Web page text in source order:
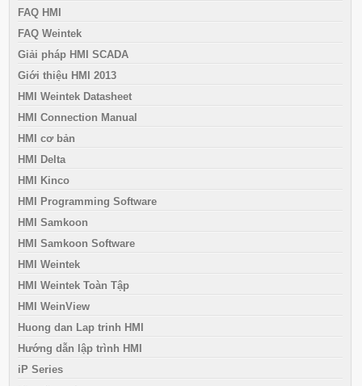
FAQ HMI
FAQ Weintek
Giải pháp HMI SCADA
Giới thiệu HMI 2013
HMI Weintek Datasheet
HMI Connection Manual
HMI cơ bản
HMI Delta
HMI Kinco
HMI Programming Software
HMI Samkoon
HMI Samkoon Software
HMI Weintek
HMI Weintek Toàn Tập
HMI WeinView
Huong dan Lap trinh HMI
Hướng dẫn lập trình HMI
iP Series